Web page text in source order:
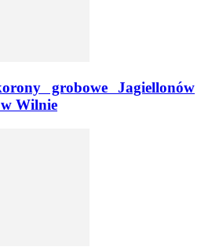
grobowe Jagiellonów
Wilnie